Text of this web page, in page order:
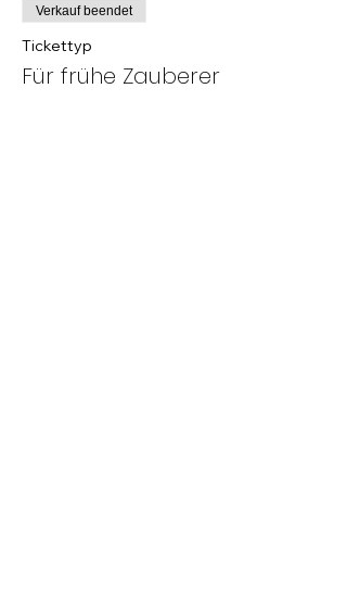
Verkauf beendet
Tickettyp
Für frühe Zauberer